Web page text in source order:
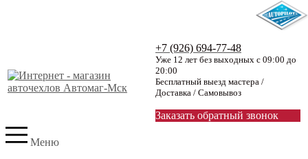
+7 (926) 694-77-48
Уже 12 лет без выходных с 09:00 до
20:00
Бесплатный выезд мастера /
Доставка / Самовывоз
Заказать обратный звонок
Меню